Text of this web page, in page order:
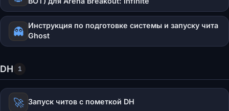
👻 Инструкция по подготовке системы и запуску чита
Ghost
DH 1
🚀 Запуск читов с пометкой DH